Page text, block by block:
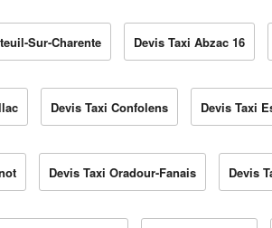
Sur-Charente Devis Taxi Abzac 16
Devis Taxi Confolens Devis Taxi
Devis Taxi Oradour-Fanais Devis